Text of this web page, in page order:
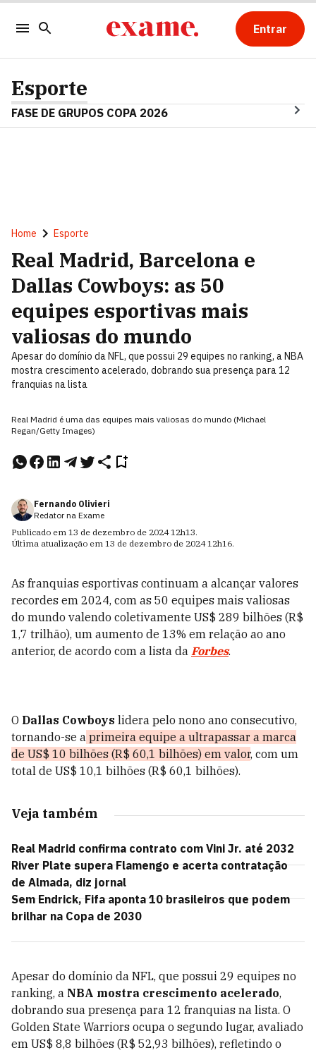
Entrar
Esporte
FASE DE GRUPOS COPA 2026
Home Esporte
Real Madrid, Barcelona e
Dallas Cowboys: as 50
equipes esportivas mais
valiosas do mundo
Apesar do domínio da NFL, que possui 29 equipes no ranking, a NBA
mostra crescimento acelerado, dobrando sua presença para 12
franquias na lista
Real Madrid é uma das equipes mais valiosas do mundo (Michael
Regan/Getty Images)
Fernando Olivieri
Redator na Exame
Publicado em 13 de dezembro de 2024 12h13.
Última atualização em 13 de dezembro de 2024 12h16.
As franquias esportivas continuam a alcançar valores
recordes em 2024, com as 50 equipes mais valiosas
do mundo valendo coletivamente US$ 289 bilhões (R$
1,7 trilhão), um aumento de 13% em relação ao ano
anterior, de acordo com a lista da Forbes.
O Dallas Cowboys lidera pelo nono ano consecutivo,
tornando-se a primeira equipe a ultrapassar a marca
de US$ 10 bilhões (R$ 60,1 bilhões) em valor, com um
total de US$ 10,1 bilhões (R$ 60,1 bilhões).
Veja também
Real Madrid confirma contrato com Vini Jr. até 2032
River Plate supera Flamengo e acerta contratação
de Almada, diz jornal
Sem Endrick, Fifa aponta 10 brasileiros que podem
brilhar na Copa de 2030
Apesar do domínio da NFL, que possui 29 equipes no
ranking, a NBA mostra crescimento acelerado,
dobrando sua presença para 12 franquias na lista. O
Golden State Warriors ocupa o segundo lugar, avaliado
em US$ 8,8 bilhões (R$ 52,93 bilhões), refletindo o